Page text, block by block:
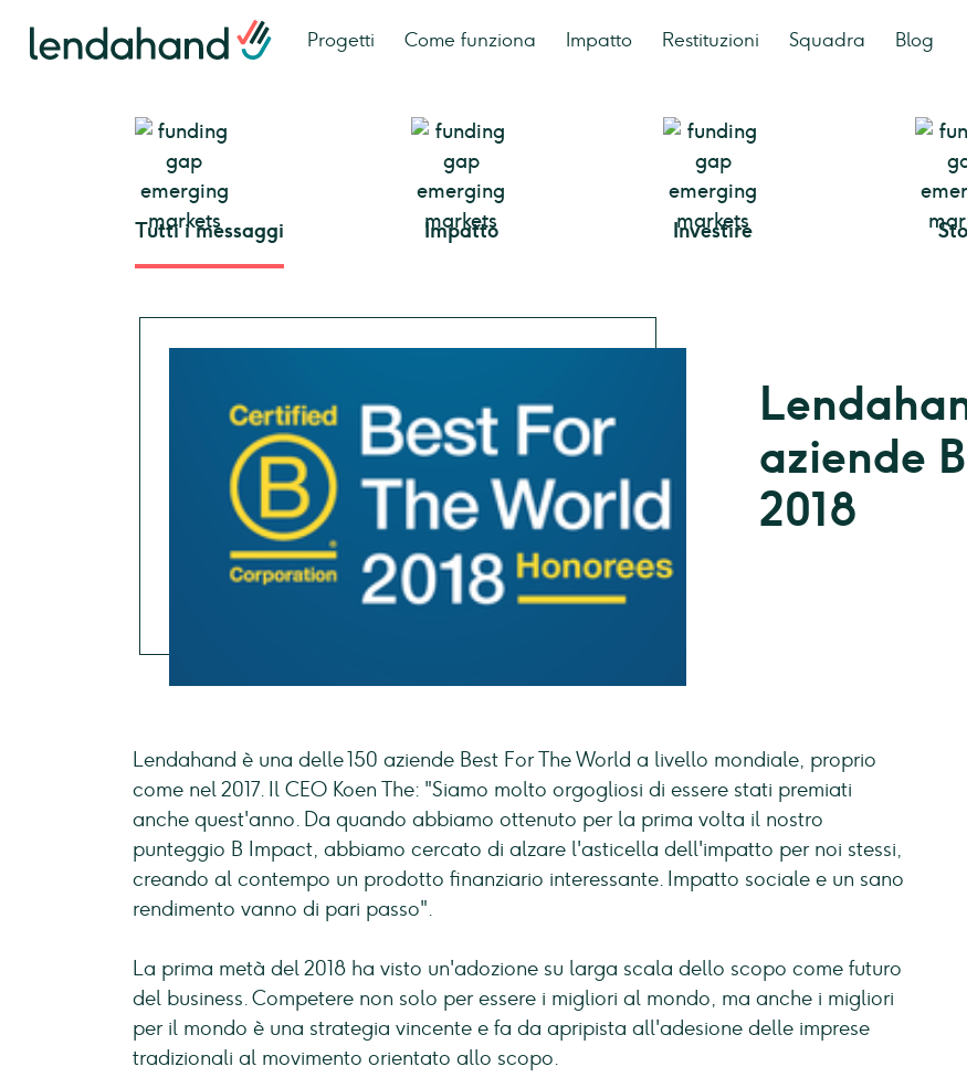
Progetti Come funziona Impatto Restituzioni Squadra Blog
Tutti i messaggi Impatto Investire
aziende
2018
Lendahand è una delle 150 aziende Best For The World a livello mondiale, proprio
come nel 2017. Il CEO Koen The: "Siamo molto orgogliosi di essere stati premiati
anche quest'anno. Da quando abbiamo ottenuto per la prima volta il nostro
punteggio B Impact, abbiamo cercato di alzare l'asticella dell'impatto per noi stessi,
creando al contempo un prodotto finanziario interessante. Impatto sociale e un sano
rendimento vanno di pari passo".
La prima metà del 2018 ha visto un'adozione su larga scala dello scopo come futuro
del business. Competere non solo per essere i migliori al mondo, ma anche i migliori
per il mondo è una strategia vincente e fa da apripista all'adesione delle imprese
tradizionali al movimento orientato allo scopo.